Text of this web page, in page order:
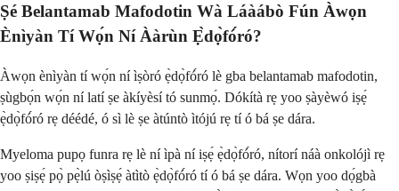
Ṣé Belantamab Mafodotin Wà Láàábò Fún Àwọn
Ènìyàn Tí Wọ́n Ní Ààrùn Ẹ̀dọ̀fó́ró?
Àwọn ènìyàn tí wọ́n ní ìṣòró ẹ̀dọ̀fó́ró lè gba belantamab mafodotin,
ṣùgbọ́n wọ́n ní latí ṣe àkíyèsí tó sunmọ́. Dókítà rẹ yoo ṣàyèwó iṣẹ́
ẹ̀dọ̀fó́ró rẹ déédé, ó sì lè ṣe àtúntò ìtójú rẹ tí ó bá ṣe dára.
Myeloma pupọ funra rẹ lè ní ìpà ní iṣẹ́ ẹ̀dọ̀fó́ró, nítorí náà onkolójì rẹ
yoo ṣiṣẹ́ pọ̀ pẹ̀lú òṣìṣẹ́ àtìtò ẹ̀dọ̀fó́ró tí ó bá ṣe dára. Wọn yoo dọ́gbà